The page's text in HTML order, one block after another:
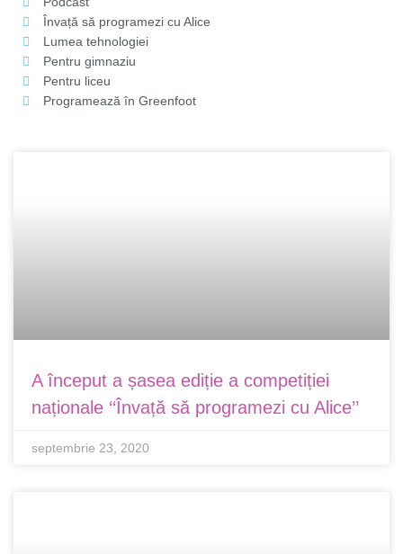
Învață să programezi cu Alice
Lumea tehnologiei
Pentru gimnaziu
Pentru liceu
Programează în Greenfoot
A început a șasea ediție a competiției
naționale ‘‘Învață să programezi cu Alice’’
septembrie 23, 2020